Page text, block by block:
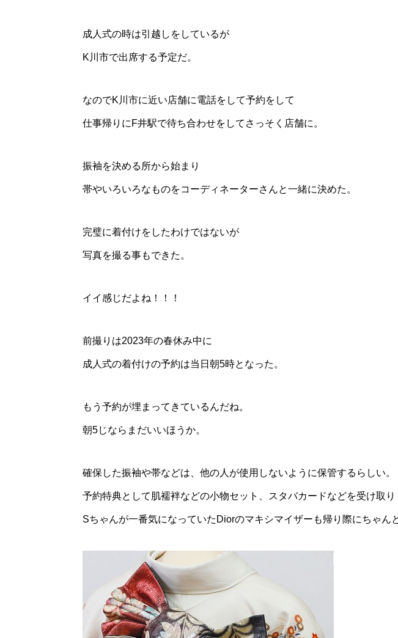
成人式の時は引越しをしているが
K川市で出席する予定だ。
なのでK川市に近い店舗に電話をして予約をして
仕事帰りにF井駅で待ち合わせをしてさっそく店舗に。
振袖を決める所から始まり
帯やいろいろなものをコーディネーターさんと一緒に決めた。
完璧に着付けをしたわけではないが
写真を撮る事もできた。
イイ感じだよね！！！
前撮りは2023年の春休み中に
成人式の着付けの予約は当日朝5時となった。
もう予約が埋まってきているんだね。
朝5じならまだいいほうか。
確保した振袖や帯などは、他の人が使用しないように保管するらしい。
予約特典として肌襦袢などの小物セット、スタバカードなどを受け取り
Sちゃんが一番気になっていたDiorのマキシマイザーも帰り際にちゃん